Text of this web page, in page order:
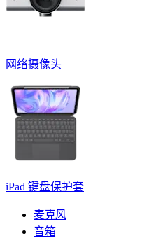
网络摄像头
iPad 键盘保护套
麦克风
音箱